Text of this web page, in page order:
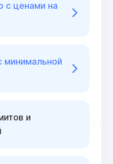
с ценами на
минимальной
и